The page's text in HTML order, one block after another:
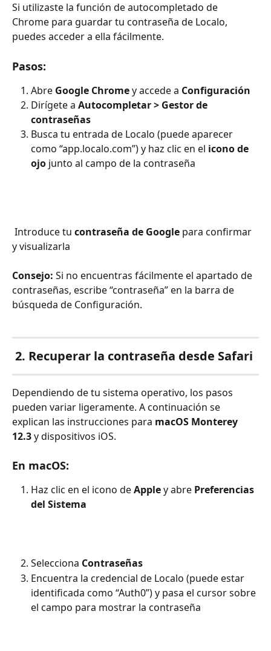
Si utilizaste la función de autocompletado de
Chrome para guardar tu contraseña de Localo,
puedes acceder a ella fácilmente.
Pasos:
Abre Google Chrome y accede a Configuración
Dirígete a Autocompletar > Gestor de
contraseñas
Busca tu entrada de Localo (puede aparecer
como “app.localo.com”) y haz clic en el icono de
ojo junto al campo de la contraseña
Introduce tu contraseña de Google para confirmar
y visualizarla
Consejo: Si no encuentras fácilmente el apartado de
contraseñas, escribe “contraseña” en la barra de
búsqueda de Configuración.
2. Recuperar la contraseña desde Safari
Dependiendo de tu sistema operativo, los pasos
pueden variar ligeramente. A continuación se
explican las instrucciones para macOS Monterey
12.3 y dispositivos iOS.
En macOS:
Haz clic en el icono de Apple y abre Preferencias
del Sistema
Selecciona Contraseñas
Encuentra la credencial de Localo (puede estar
identificada como “Auth0”) y pasa el cursor sobre
el campo para mostrar la contraseña